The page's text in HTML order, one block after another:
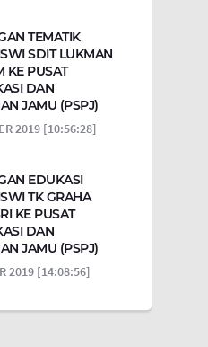
TEMATIK
SDIT LUKMAN
KE PUSAT
DAN
JAMU (PSPJ)
2019 [10:56:28]
EDUKASI
TK GRAHA
KE PUSAT
DAN
JAMU (PSPJ)
2019 [14:08:56]